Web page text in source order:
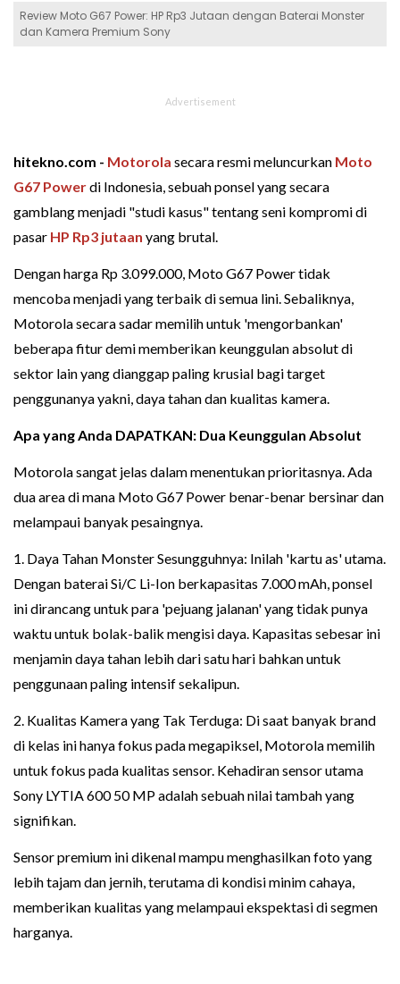
Review Moto G67 Power: HP Rp3 Jutaan dengan Baterai Monster
dan Kamera Premium Sony
hitekno.com - Motorola secara resmi meluncurkan Moto
G67 Powerdi Indonesia, sebuah ponsel yang secara
gamblang menjadi "studi kasus" tentang seni kompromi di
pasar HP Rp3 jutaan yang brutal.
Dengan harga Rp 3.099.000, Moto G67 Power tidak
mencoba menjadi yang terbaik di semua lini. Sebaliknya,
Motorola secara sadar memilih untuk 'mengorbankan'
beberapa fitur demi memberikan keunggulan absolut di
sektor lain yang dianggap paling krusial bagi target
penggunanya yakni, daya tahan dan kualitas kamera.
Apa yang Anda DAPATKAN: Dua Keunggulan Absolut
Motorola sangat jelas dalam menentukan prioritasnya. Ada
dua area di mana Moto G67 Power benar-benar bersinar dan
melampaui banyak pesaingnya.
1. Daya Tahan Monster Sesungguhnya: Inilah 'kartu as' utama.
Dengan baterai Si/C Li-Ion berkapasitas 7.000 mAh, ponsel
ini dirancang untuk para 'pejuang jalanan' yang tidak punya
waktu untuk bolak-balik mengisi daya. Kapasitas sebesar ini
menjamin daya tahan lebih dari satu hari bahkan untuk
penggunaan paling intensif sekalipun.
2. Kualitas Kamera yang Tak Terduga: Di saat banyak brand
di kelas ini hanya fokus pada megapiksel, Motorola memilih
untuk fokus pada kualitas sensor. Kehadiran sensor utama
Sony LYTIA 600 50 MP adalah sebuah nilai tambah yang
signifikan.
Sensor premium ini dikenal mampu menghasilkan foto yang
lebih tajam dan jernih, terutama di kondisi minim cahaya,
memberikan kualitas yang melampaui ekspektasi di segmen
harganya.